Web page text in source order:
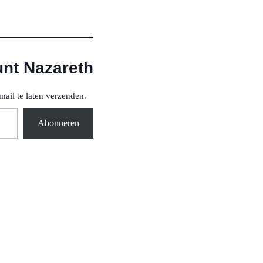
Nazareth
te laten verzenden.
Abonneren